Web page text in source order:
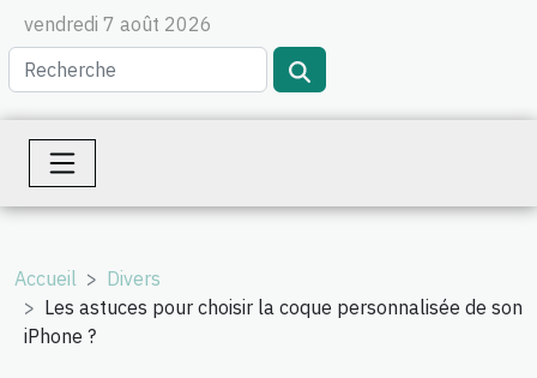
vendredi 7 août 2026
Accueil
Divers
Les astuces pour choisir la coque personnalisée de son
iPhone ?